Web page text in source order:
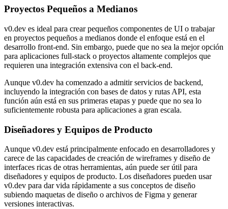
Proyectos Pequeños a Medianos
v0.dev es ideal para crear pequeños componentes de UI o trabajar
en proyectos pequeños a medianos donde el enfoque está en el
desarrollo front-end. Sin embargo, puede que no sea la mejor opción
para aplicaciones full-stack o proyectos altamente complejos que
requieren una integración extensiva con el back-end.
Aunque v0.dev ha comenzado a admitir servicios de backend,
incluyendo la integración con bases de datos y rutas API, esta
función aún está en sus primeras etapas y puede que no sea lo
suficientemente robusta para aplicaciones a gran escala.
Diseñadores y Equipos de Producto
Aunque v0.dev está principalmente enfocado en desarrolladores y
carece de las capacidades de creación de wireframes y diseño de
interfaces ricas de otras herramientas, aún puede ser útil para
diseñadores y equipos de producto. Los diseñadores pueden usar
v0.dev para dar vida rápidamente a sus conceptos de diseño
subiendo maquetas de diseño o archivos de Figma y generar
versiones interactivas.